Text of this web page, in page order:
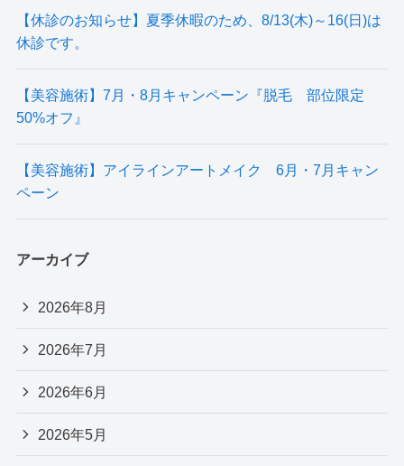
【休診のお知らせ】夏季休暇のため、8/13(木)～16(日)は
休診です。
【美容施術】7月・8月キャンペーン『脱毛 部位限定
50%オフ』
【美容施術】アイラインアートメイク 6月・7月キャン
ペーン
アーカイブ
2026年8月
2026年7月
2026年6月
2026年5月